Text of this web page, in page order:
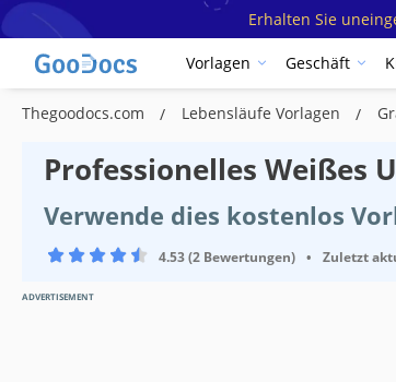
Erhalten Sie
Vorlagen Geschäft
Thegoodocs.com Lebensläufe Vorlagen
Professionelles Weißes
Verwende dies kostenlos
4.53 (2 Bewertungen) • Zuletzt
ADVERTISEMENT